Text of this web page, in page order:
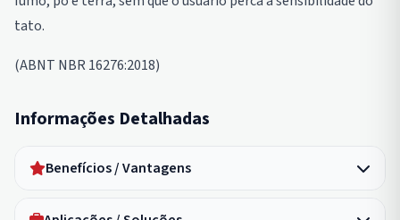
tato.
(ABNT NBR 16276:2018)
Informações Detalhadas
Benefícios / Vantagens